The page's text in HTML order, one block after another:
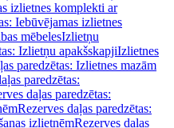
izlietnes komplekti ar
Iebūvējamas izlietnes
mēbelesIzlietņu
Izlietņu apakšskapjiIzlietnes
paredzētas: Izlietnes mazām
paredzētas:
daļas paredzētas:
Rezerves daļas paredzētas:
izlietnēmRezerves daļas